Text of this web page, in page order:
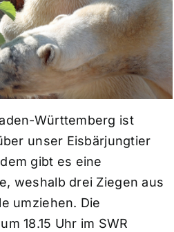
Württemberg ist
unser Eisbärjungtier
gibt es eine
weshalb drei Ziegen aus
umziehen. Die
18.15 Uhr im SWR